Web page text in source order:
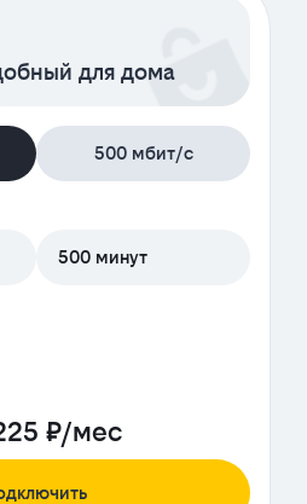
для дома
500 мбит/с
500 минут
₽/мес